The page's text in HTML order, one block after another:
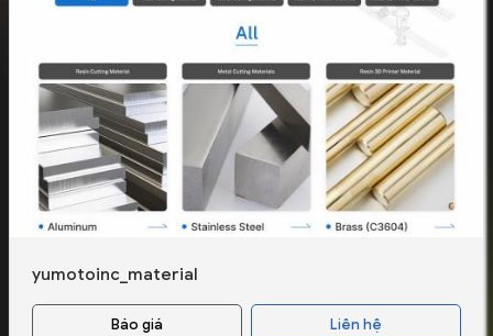
yumotoinc_material
Báo giá Liên hệ